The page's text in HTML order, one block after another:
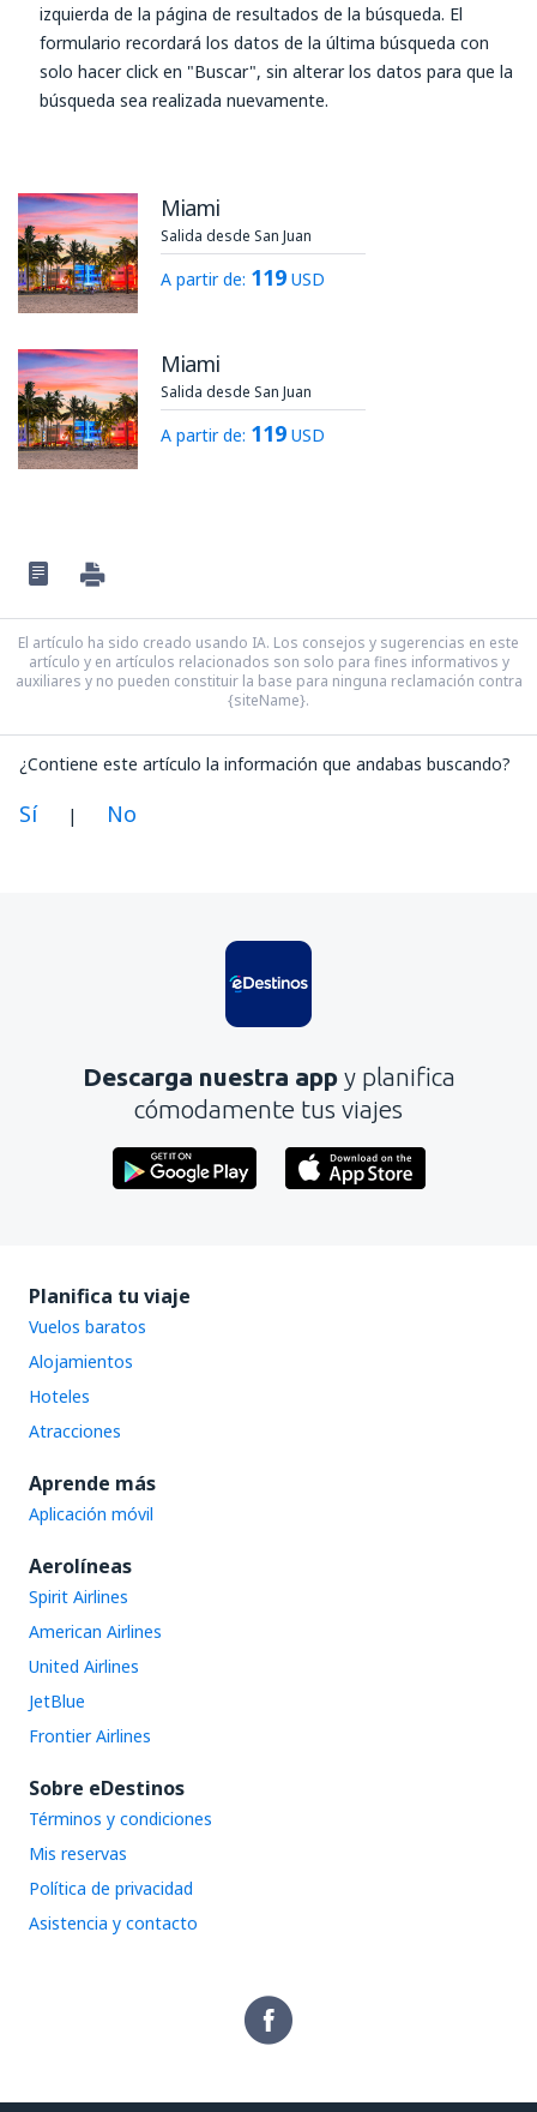
izquierda de la página de resultados de la búsqueda. El
formulario recordará los datos de la última búsqueda con
solo hacer click en "Buscar", sin alterar los datos para que la
búsqueda sea realizada nuevamente.
Miami
Salida desde San Juan
A partir de: 119 USD
Miami
Salida desde San Juan
A partir de: 119 USD
El artículo ha sido creado usando IA. Los consejos y sugerencias en este
artículo y en artículos relacionados son solo para fines informativos y
auxiliares y no pueden constituir la base para ninguna reclamación contra
{siteName}.
¿Contiene este artículo la información que andabas buscando?
Sí | No
Contiene información incorrecta
No profundiza en el tema
Enviar
Descarga nuestra app y planifica
cómodamente tus viajes
Planifica tu viaje
Vuelos baratos
Alojamientos
Hoteles
Atracciones
Aprende más
Aplicación móvil
Aerolíneas
Spirit Airlines
American Airlines
United Airlines
JetBlue
Frontier Airlines
Sobre eDestinos
Términos y condiciones
Mis reservas
Política de privacidad
Asistencia y contacto